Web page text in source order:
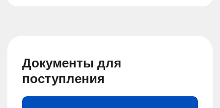
Документы для
поступления